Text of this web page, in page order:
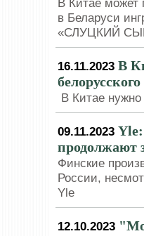
В Китае может
в Беларуси
«СЛУЦКИЙ
16.11.2023 В
В Китае
09.11.2023
продолжают
Финские
России,
Yle
12.10.2023